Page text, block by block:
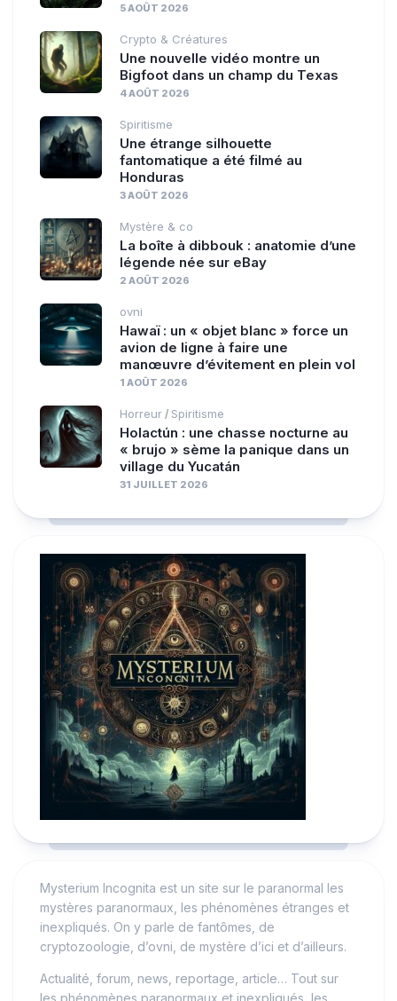
5 AOÛT 2026
Crypto & Créatures
Une nouvelle vidéo montre un
Bigfoot dans un champ du Texas
4 AOÛT 2026
Spiritisme
Une étrange silhouette
fantomatique a été filmé au
Honduras
3 AOÛT 2026
Mystère & co
La boîte à dibbouk : anatomie d’une
légende née sur eBay
2 AOÛT 2026
ovni
Hawaï : un « objet blanc » force un
avion de ligne à faire une
manœuvre d’évitement en plein vol
1 AOÛT 2026
Horreur / Spiritisme
Holactún : une chasse nocturne au
« brujo » sème la panique dans un
village du Yucatán
31 JUILLET 2026
Mysterium Incognita est un site sur le paranormal les
mystères paranormaux, les phénomènes étranges et
inexpliqués. On y parle de fantômes, de
cryptozoologie, d’ovni, de mystère d’ici et d’ailleurs.
Actualité, forum, news, reportage, article… Tout sur